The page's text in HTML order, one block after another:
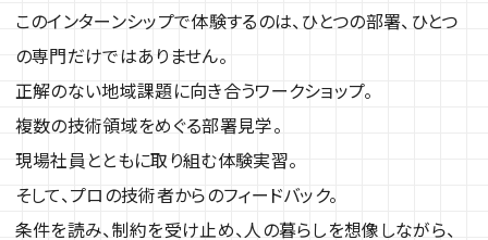
このインターンシップで体験するのは、ひとつの部署、ひとつ
の専門だけではありません。
正解のない地域課題に向き合うワークショップ。
複数の技術領域をめぐる部署見学。
現場社員とともに取り組む体験実習。
そして、プロの技術者からのフィードバック。
条件を読み、制約を受け止め、人の暮らしを想像しながら、